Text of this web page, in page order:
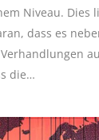
Niveau. Dies
dass es
die…